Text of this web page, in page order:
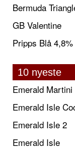
Bermuda
GB Valentine
Pripps Blå 4,8%
10 nyeste
Emerald Martini
Emerald Isle
Emerald Isle 2
Emerald Isle